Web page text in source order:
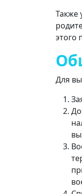
Также
этого
Для